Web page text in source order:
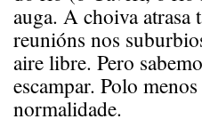
auga. A choiva atrasa
reunións nos
aire libre. Pero
escampar. Polo
normalidade.